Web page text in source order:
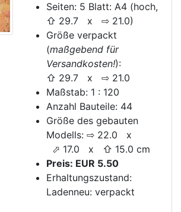
Seiten: 5 Blatt: A4 (hoch,
⇧ 29.7 x ⇨ 21.0)
Größe verpackt
(maßgebend für
Versandkosten!):
⇧ 29.7 x ⇨ 21.0
Maßstab: 1 : 120
Anzahl Bauteile: 44
Größe des gebauten
Modells: ⇨ 22.0 x
⬀ 17.0 x ⇧ 15.0 cm
Preis: EUR 5.50
Erhaltungszustand:
Ladenneu: verpackt